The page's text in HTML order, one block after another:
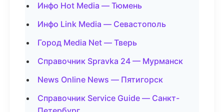
Инфо Hot Media — Тюмень
Инфо Link Media — Севастополь
Город Media Net — Тверь
Справочник Spravka 24 — Мурманск
News Online News — Пятигорск
Справочник Service Guide — Санкт-